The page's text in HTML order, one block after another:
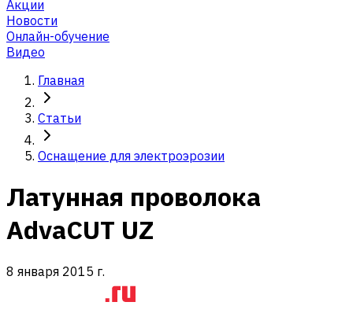
Акции
Новости
Онлайн-обучение
Видео
Главная
Статьи
Оснащение для электроэрозии
Латунная проволока
AdvaCUT UZ
8 января 2015 г.